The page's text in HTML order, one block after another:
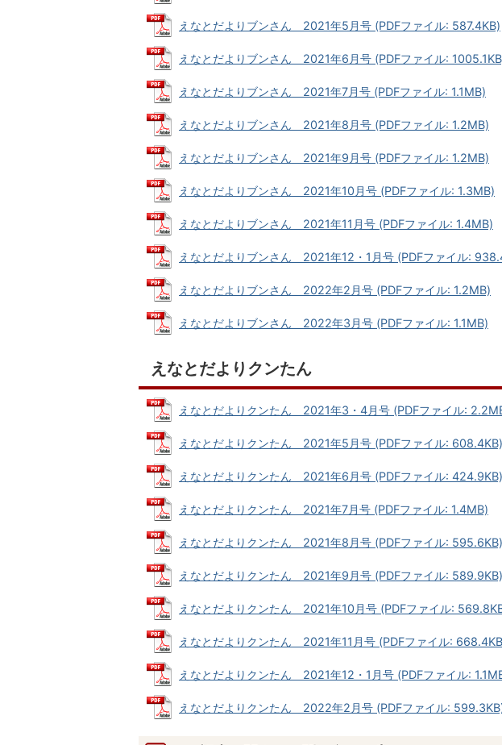
えなとだよりブンさん 2021年5月号 (PDFファイル: 587.4KB)
えなとだよりブンさん 2021年6月号 (PDFファイル:
えなとだよりブンさん 2021年7月号 (PDFファイル: 1.1MB)
えなとだよりブンさん 2021年8月号 (PDFファイル: 1.2MB)
えなとだよりブンさん 2021年9月号 (PDFファイル: 1.2MB)
えなとだよりブンさん 2021年10月号 (PDFファイル: 1.3MB)
えなとだよりブンさん 2021年11月号 (PDFファイル: 1.4MB)
えなとだよりブンさん 2021年12・1月号 (PDFファイル:
えなとだよりブンさん 2022年2月号 (PDFファイル: 1.2MB)
えなとだよりブンさん 2022年3月号 (PDFファイル: 1.1MB)
えなとだよりクンたん
えなとだよりクンたん 2021年3・4月号 (PDFファイル:
えなとだよりクンたん 2021年5月号 (PDFファイル: 608.4KB)
えなとだよりクンたん 2021年6月号 (PDFファイル: 424.9KB)
えなとだよりクンたん 2021年7月号 (PDFファイル: 1.4MB)
えなとだよりクンたん 2021年8月号 (PDFファイル: 595.6KB)
えなとだよりクンたん 2021年9月号 (PDFファイル: 589.9KB)
えなとだよりクンたん 2021年10月号 (PDFファイル:
えなとだよりクンたん 2021年11月号 (PDFファイル:
えなとだよりクンたん 2021年12・1月号 (PDFファイル:
えなとだよりクンたん 2022年2月号 (PDFファイル: